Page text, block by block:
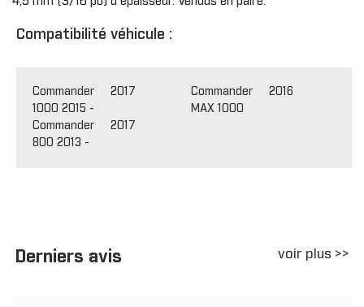
Compatibilité véhicule :
Commander
1000 2015 -
2017
Commander
800 2013 -
2017
Commander
MAX 1000
2016
Derniers avis voir plus >>